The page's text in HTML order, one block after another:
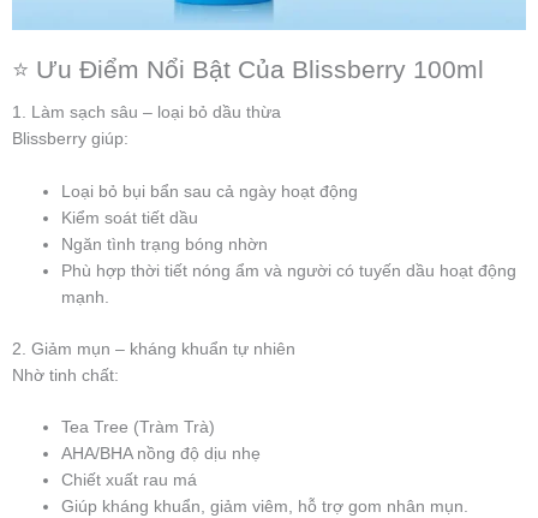
⭐ Ưu Điểm Nổi Bật Của Blissberry 100ml
1. Làm sạch sâu – loại bỏ dầu thừa
Blissberry giúp:
Loại bỏ bụi bẩn sau cả ngày hoạt động
Kiểm soát tiết dầu
Ngăn tình trạng bóng nhờn
Phù hợp thời tiết nóng ẩm và người có tuyến dầu hoạt động
mạnh.
2. Giảm mụn – kháng khuẩn tự nhiên
Nhờ tinh chất:
Tea Tree (Tràm Trà)
AHA/BHA nồng độ dịu nhẹ
Chiết xuất rau má
Giúp kháng khuẩn, giảm viêm, hỗ trợ gom nhân mụn.